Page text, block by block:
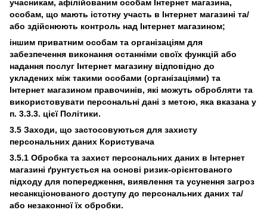
учасникам, афілійованим особам Інтернет магазина,
особам, що мають істотну участь в Інтернет магазині та/
або здійснюють контроль над Інтернет магазином;
іншим приватним особам та організаціям для
забезпечення виконання останніми своїх функцій або
надання послуг Інтернет магазину відповідно до
укладених між такими особами (організаціями) та
Інтернет магазином правочинів, які можуть обробляти та
використовувати персональні дані з метою, яка вказана у
п. 3.3.3. цієї Політики.
3.5 Заходи, що застосовуються для захисту
персональних даних Користувача
3.5.1 Обробка та захист персональних даних в Інтернет
магазині ґрунтується на основі ризик-орієнтованого
підходу для попередження, виявлення та усунення загроз
несанкціонованого доступу до персональних даних та/
або незаконної їх обробки.